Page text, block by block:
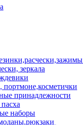
зеркала
портмоне,косметички
принадлежности
наборы